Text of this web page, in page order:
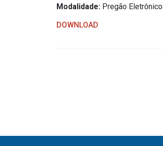
Radar da Transparência
Modalidade: Pregão Eletrônico
DOWNLOAD